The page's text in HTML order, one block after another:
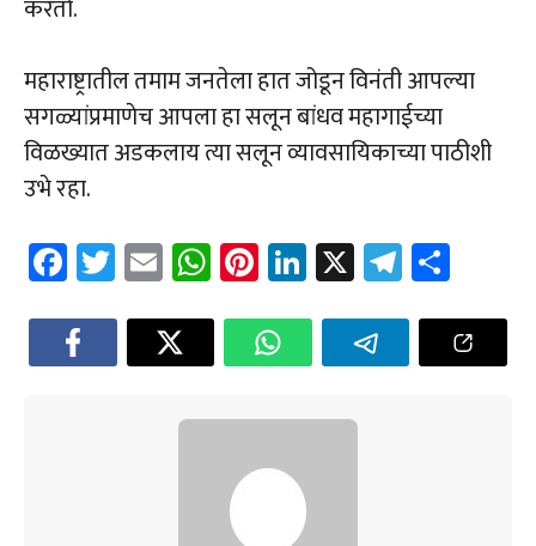
करतो.
महाराष्ट्रातील तमाम जनतेला हात जोडून विनंती आपल्या
सगळ्यांप्रमाणेच आपला हा सलून बांधव महागाईच्या
विळख्यात अडकलाय त्या सलून व्यावसायिकाच्या पाठीशी
उभे रहा.
Fa
ce
b
o
T
wi
tt
er
E
m
ail
W
h
at
sA
p
Pi
nt
er
es
t
Li
nk
e
dI
n
X Te
le
gr
a
e